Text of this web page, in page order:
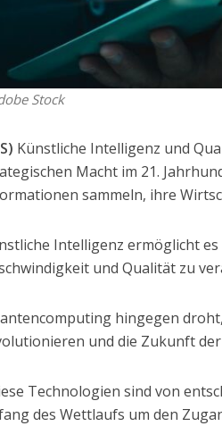
Stock
Künstliche Intelligenz und
Macht im 21.
sammeln, ihre
Intelligenz ermöglicht
und Qualität zu
hingegen
und die Zukunft
Technologien sind von
des Wettlaufs um den